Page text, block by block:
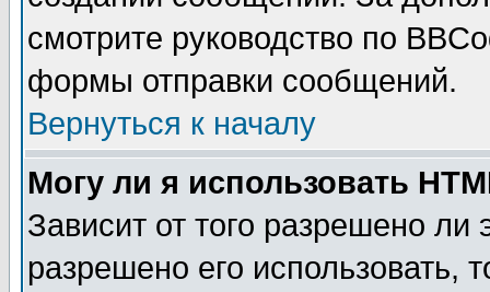
смотрите руководство по
формы отправки сообщений.
Вернуться к началу
Могу ли я использовать
Зависит от того разрешено
разрешено его использовать,